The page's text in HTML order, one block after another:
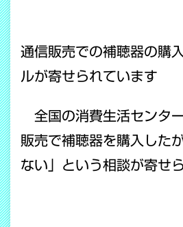
通信販売での補聴器の購
ルが寄せられています
全国の消費生活センタ
販売で補聴器を購入した
ない」という相談が寄せ